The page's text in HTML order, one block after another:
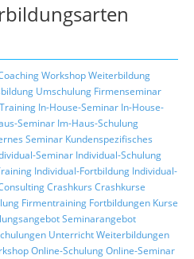
WorkshopWeiterbildung
Umschulung Firmenseminar
In-House-Seminar In-House-
Seminar Im-Haus-Schulung
Seminar Kundenspezifisches
Seminar Individual-Schulung
Individual-Fortbildung Individual-
Crashkurs Crashkurse
Firmentraining Fortbildungen Kurse
Seminarangebot
UnterrichtWeiterbildungen
Online-SchulungOnline-Seminar